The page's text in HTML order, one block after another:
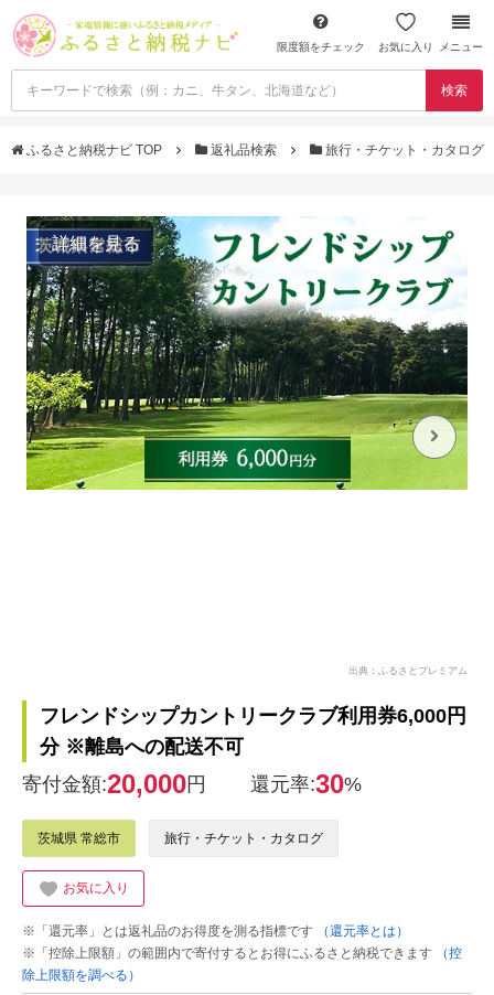
限度額をチェック お気に入り メニュー
検索
ふるさと納税ナビ TOP 返礼品検索 旅行・チケット・カタログ
詳細を見る
出典：ふるさとプレミアム
フレンドシップカントリークラブ利用券6,000円
分 ※離島への配送不可
寄付金額:20,000円 還元率:30%
茨城県 常総市 旅行・チケット・カタログ
お気に入り
※「還元率」とは返礼品のお得度を測る指標です
（還元率とは）
※「控除上限額」の範囲内で寄付するとお得にふるさと納税できます
（控
除上限額を調べる）